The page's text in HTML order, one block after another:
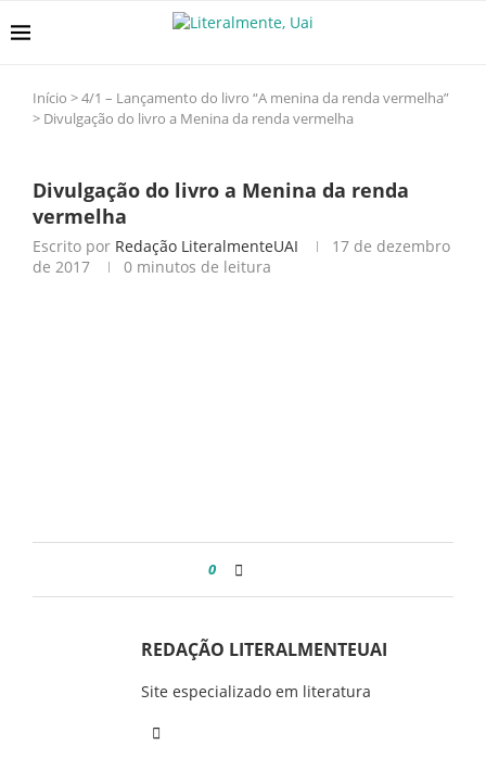
Início >4/1 – Lançamento do livro “A menina da renda vermelha”
> Divulgação do livro a Menina da renda vermelha
Divulgação do livro a Menina da renda
vermelha
Escrito por Redação LiteralmenteUAI
17 de dezembro
de 2017
0 minutos de leitura
0
REDAÇÃO LITERALMENTEUAI
Site especializado em literatura